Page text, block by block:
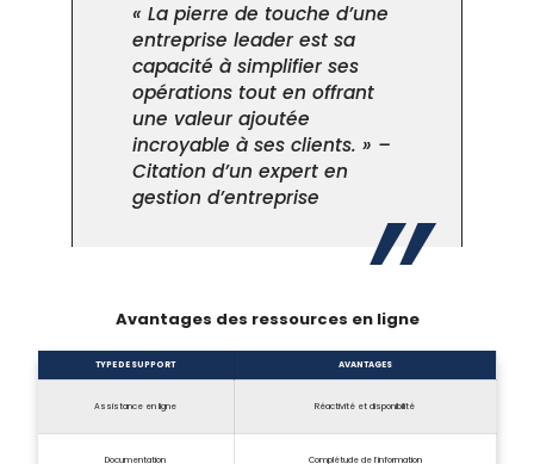
« La pierre de touche d’une
entreprise leader est sa
capacité à simplifier ses
opérations tout en offrant
une valeur ajoutée
incroyable à ses clients. » –
Citation d’un expert en
gestion d’entreprise
Avantages des ressources en ligne
TYPE DE SUPPORT AVANTAGES
Assistance en ligne Réactivité et disponibilité
Documentation Complétude de l’information